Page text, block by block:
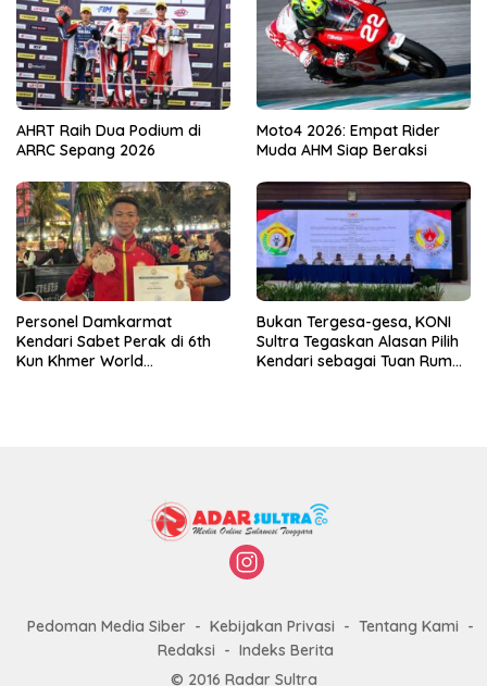
AHRT Raih Dua Podium di
ARRC Sepang 2026
Moto4 2026: Empat Rider
Muda AHM Siap Beraksi
Personel Damkarmat
Kendari Sabet Perak di 6th
Kun Khmer World
Bukan Tergesa-gesa, KONI
Sultra Tegaskan Alasan Pilih
Kendari sebagai Tuan Rumah
Pedoman Media Siber Kebijakan Privasi
Tentang Kami
Redaksi
Indeks Berita
© 2016 Radar Sultra